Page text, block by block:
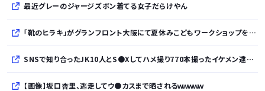
最近グレーのジャージズボン着てる女子だらけやん
「靴のヒラキ」がグランフロント大阪にて夏休みこどもワークショップを開催！親子で楽しむ靴デコレーション体験や足の計測会
SNSで知り合ったJK10人とS●Xしてハメ撮り770本撮ったイケメン逮捕wwwwwwwwwwwwwww
【画像】坂口杏里、逃走してウ●カスまで晒されるｗｗｗｗｗ